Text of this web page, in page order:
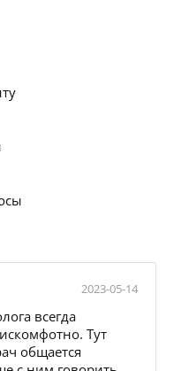
2023-05-14
всегда
Тут
общается